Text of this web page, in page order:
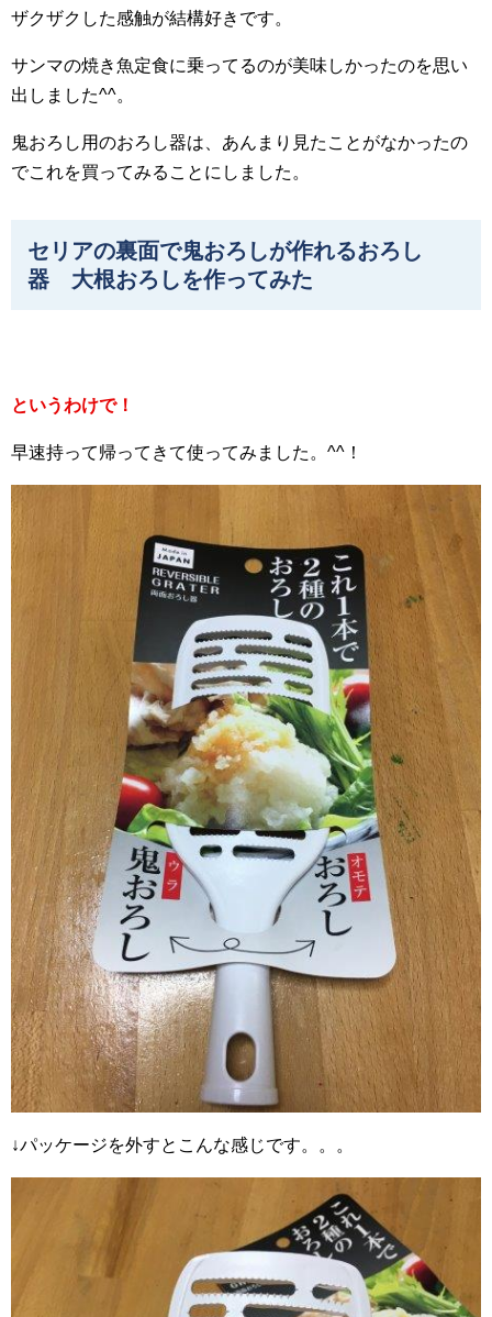
ザクザクした感触が結構好きです。
サンマの焼き魚定食に乗ってるのが美味しかったのを思い
出しました^^。
鬼おろし用のおろし器は、あんまり見たことがなかったの
でこれを買ってみることにしました。
セリアの裏面で鬼おろしが作れるおろし
器 大根おろしを作ってみた
というわけで！
早速持って帰ってきて使ってみました。^^！
↓パッケージを外すとこんな感じです。。。